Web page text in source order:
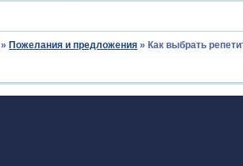
»Пожелания и предложения »Как выбрать